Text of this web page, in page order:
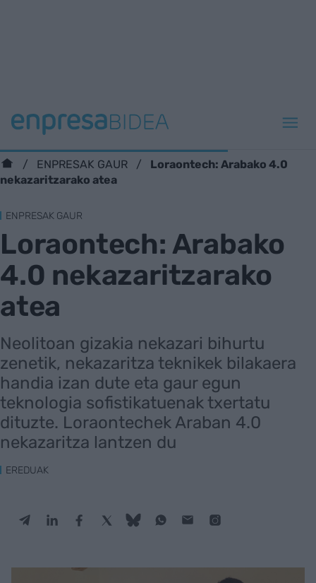
ENPRESAK GAUR
Loraontech: Arabako 4.0
nekazaritzarako atea
ENPRESAK GAUR
Loraontech: Arabako
4.0 nekazaritzarako
atea
Neolitoan gizakia nekazari bihurtu
zenetik, nekazaritza teknikek bilakaera
handia izan dute eta gaur egun
teknologia sofistikatuenak txertatu
dituzte. Loraontechek Araban 4.0
nekazaritza lantzen du
EREDUAK